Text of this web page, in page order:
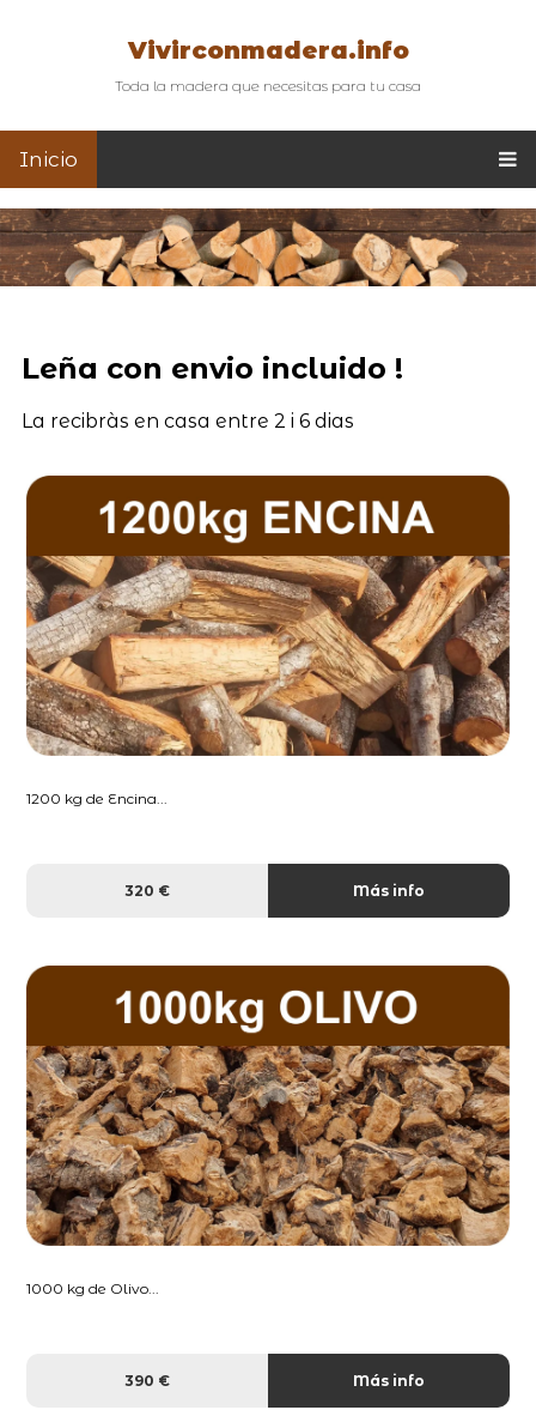
Vivirconmadera.info
Toda la madera que necesitas para tu casa
Inicio
Leña con envio incluido !
La recibràs en casa entre 2 i 6 dias
1200 kg de Encina...
320 € Más info
1000 kg de Olivo...
390 € Más info